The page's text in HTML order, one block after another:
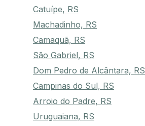
Catuípe, RS
Machadinho, RS
Camaquã, RS
São Gabriel, RS
Dom Pedro de Alcântara, RS
Campinas do Sul, RS
Arroio do Padre, RS
Uruguaiana, RS